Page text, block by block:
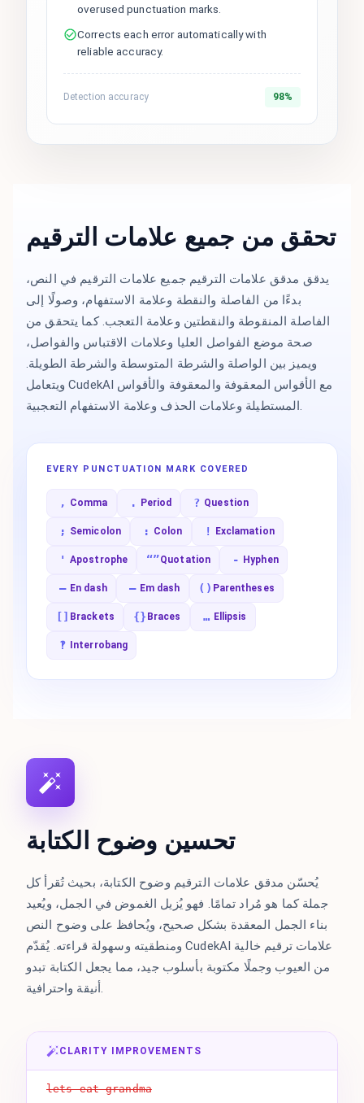
overused punctuation marks.
Corrects each error automatically with
reliable accuracy.
Detection accuracy 98%
EVERY PUNCTUATION MARK COVERED
, Comma . Period ? Question
; Semicolon : Colon ! Exclamation
' Apostrophe “”Quotation - Hyphen
– En dash — Em dash () Parentheses
[] Brackets {} Braces … Ellipsis
‽ Interrobang
تحقق من جميع علامات الترقيم
يدقق مدقق علامات الترقيم جميع علامات الترقيم في النص،
بدءًا من الفاصلة والنقطة وعلامة الاستفهام، وصولًا إلى
الفاصلة المنقوطة والنقطتين وعلامة التعجب. كما يتحقق من
صحة موضع الفواصل العليا وعلامات الاقتباس والفواصل،
ويميز بين الواصلة والشرطة المتوسطة والشرطة الطويلة.
ويتعامل CudekAI مع الأقواس المعقوفة والمعقوفة والأقواس
المستطيلة وعلامات الحذف وعلامة الاستفهام التعجبية.
تحسين وضوح الكتابة
يُحسّن مدقق علامات الترقيم وضوح الكتابة، بحيث تُقرأ كل
جملة كما هو مُراد تمامًا. فهو يُزيل الغموض في الجمل، ويُعيد
بناء الجمل المعقدة بشكل صحيح، ويُحافظ على وضوح النص
ومنطقيته وسهولة قراءته. يُقدّم CudekAI علامات ترقيم خالية
من العيوب وجملًا مكتوبة بأسلوب جيد، مما يجعل الكتابة تبدو
أنيقة واحترافية.
CLARITY IMPROVEMENTS
lets eat grandma